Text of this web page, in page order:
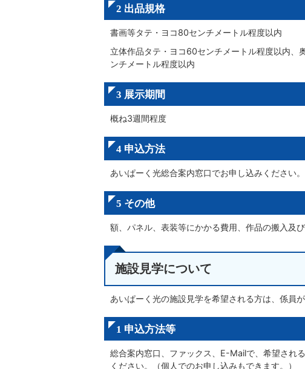
2 出品規格
書画等タテ・ヨコ80センチメートル程度以内
立体作品タテ・ヨコ60センチメートル程度以内、
ンチメートル程度以内
3 展示期間
概ね3週間程度
4 申込方法
あいぱーく光総合案内窓口でお申し込みください。
5 その他
額、パネル、表装等にかかる費用、作品の搬入及
施設見学について
あいぱーく光の施設見学を希望される方は、係員
1 申込方法等
総合案内窓口、ファックス、E-Mailで、希望され
ください。（個人でのお申し込みもできます。）